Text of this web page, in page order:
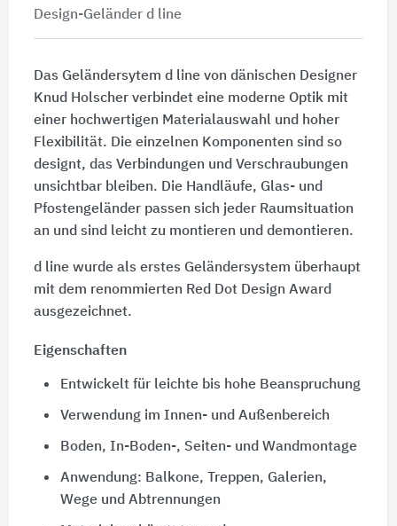
Design-Geländer d line
Das Geländersytem d line von dänischen Designer
Knud Holscher verbindet eine moderne Optik mit
einer hochwertigen Materialauswahl und hoher
Flexibilität. Die einzelnen Komponenten sind so
designt, das Verbindungen und Verschraubungen
unsichtbar bleiben. Die Handläufe, Glas- und
Pfostengeländer passen sich jeder Raumsituation
an und sind leicht zu montieren und demontieren.
d line wurde als erstes Geländersystem überhaupt
mit dem renommierten Red Dot Design Award
ausgezeichnet.
Eigenschaften
Entwickelt für leichte bis hohe Beanspruchung
Verwendung im Innen- und Außenbereich
Boden, In-Boden-, Seiten- und Wandmontage
Anwendung: Balkone, Treppen, Galerien,
Wege und Abtrennungen